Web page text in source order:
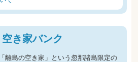
空き家バンク
離島の空き家」という忽那諸島限定の